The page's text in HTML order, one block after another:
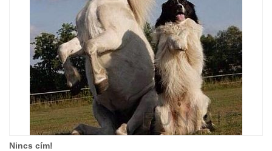
Nincs cím!